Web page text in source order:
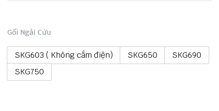
424.000 đ
Gối Ngải Cứu
SKG603 ( Không cắm điện) SKG650
SKG690
SKG750